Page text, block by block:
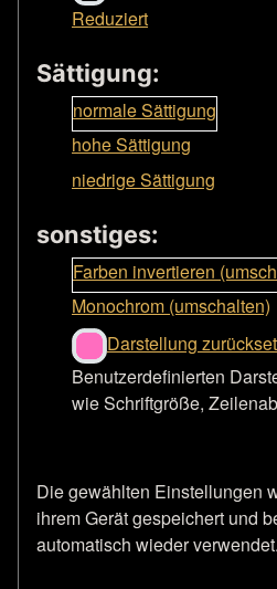
Reduziert
Sättigung:
normale Sättigung
hohe Sättigung
niedrige Sättigung
sonstiges:
Farben invertieren
Monochrom (umschalten)
Darstellung
Benutzerdefinierten
wie Schriftgröße,
Die gewählten Einstellungen
ihrem Gerät gespeichert und
automatisch wieder verwendet.